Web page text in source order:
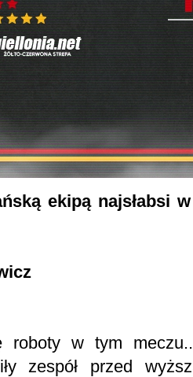
ekipą najsłabsi
roboty w tym
zespół przed